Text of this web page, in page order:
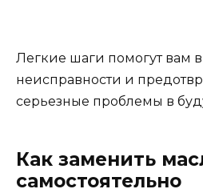
Легкие шаги помогут вам
неисправности и
серьезные проблемы в
Как заменить
самостоятельно